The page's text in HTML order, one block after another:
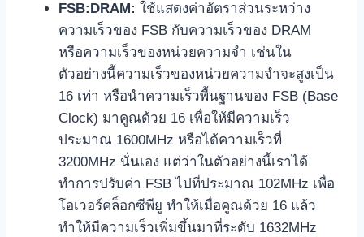
FSB:DRAM: ใช้แสดงค่าอัตราส่วนระหว่าง
ความเร็วของ FSB กับความเร็วของ DRAM
หรือความเร็วของหน่วยความจำ เช่นใน
ตัวอย่างนี้ความเร็วของหน่วยความจำจะสูงเป็น
16 เท่า หรือนำความเร็วพื้นฐานของ FSB (Base
Clock) มาคูณด้วย 16 เพื่อให้มีความเร็ว
ประมาณ 1600MHz หรือได้ความเร็วที่
3200MHz นั่นเอง แต่ว่าในตัวอย่างนี้เราได้
ทำการปรับค่า FSB ไปที่ประมาณ 102MHz เพื่อ
โอเวอร์คล็อกซีพียู ทำให้เมื่อคูณด้วย 16 แล้ว
ทำให้มีความเร็วเพิ่มขึ้นมาที่ระดับ 1632MHz